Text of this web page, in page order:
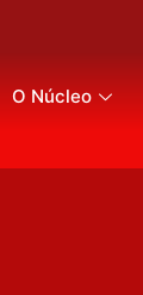
O Núcleo